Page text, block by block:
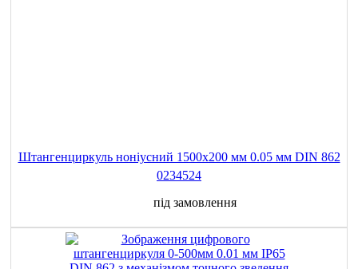
Штангенциркуль ноніусний 1500x200 мм 0.05 мм DIN 862
0234524
під замовлення